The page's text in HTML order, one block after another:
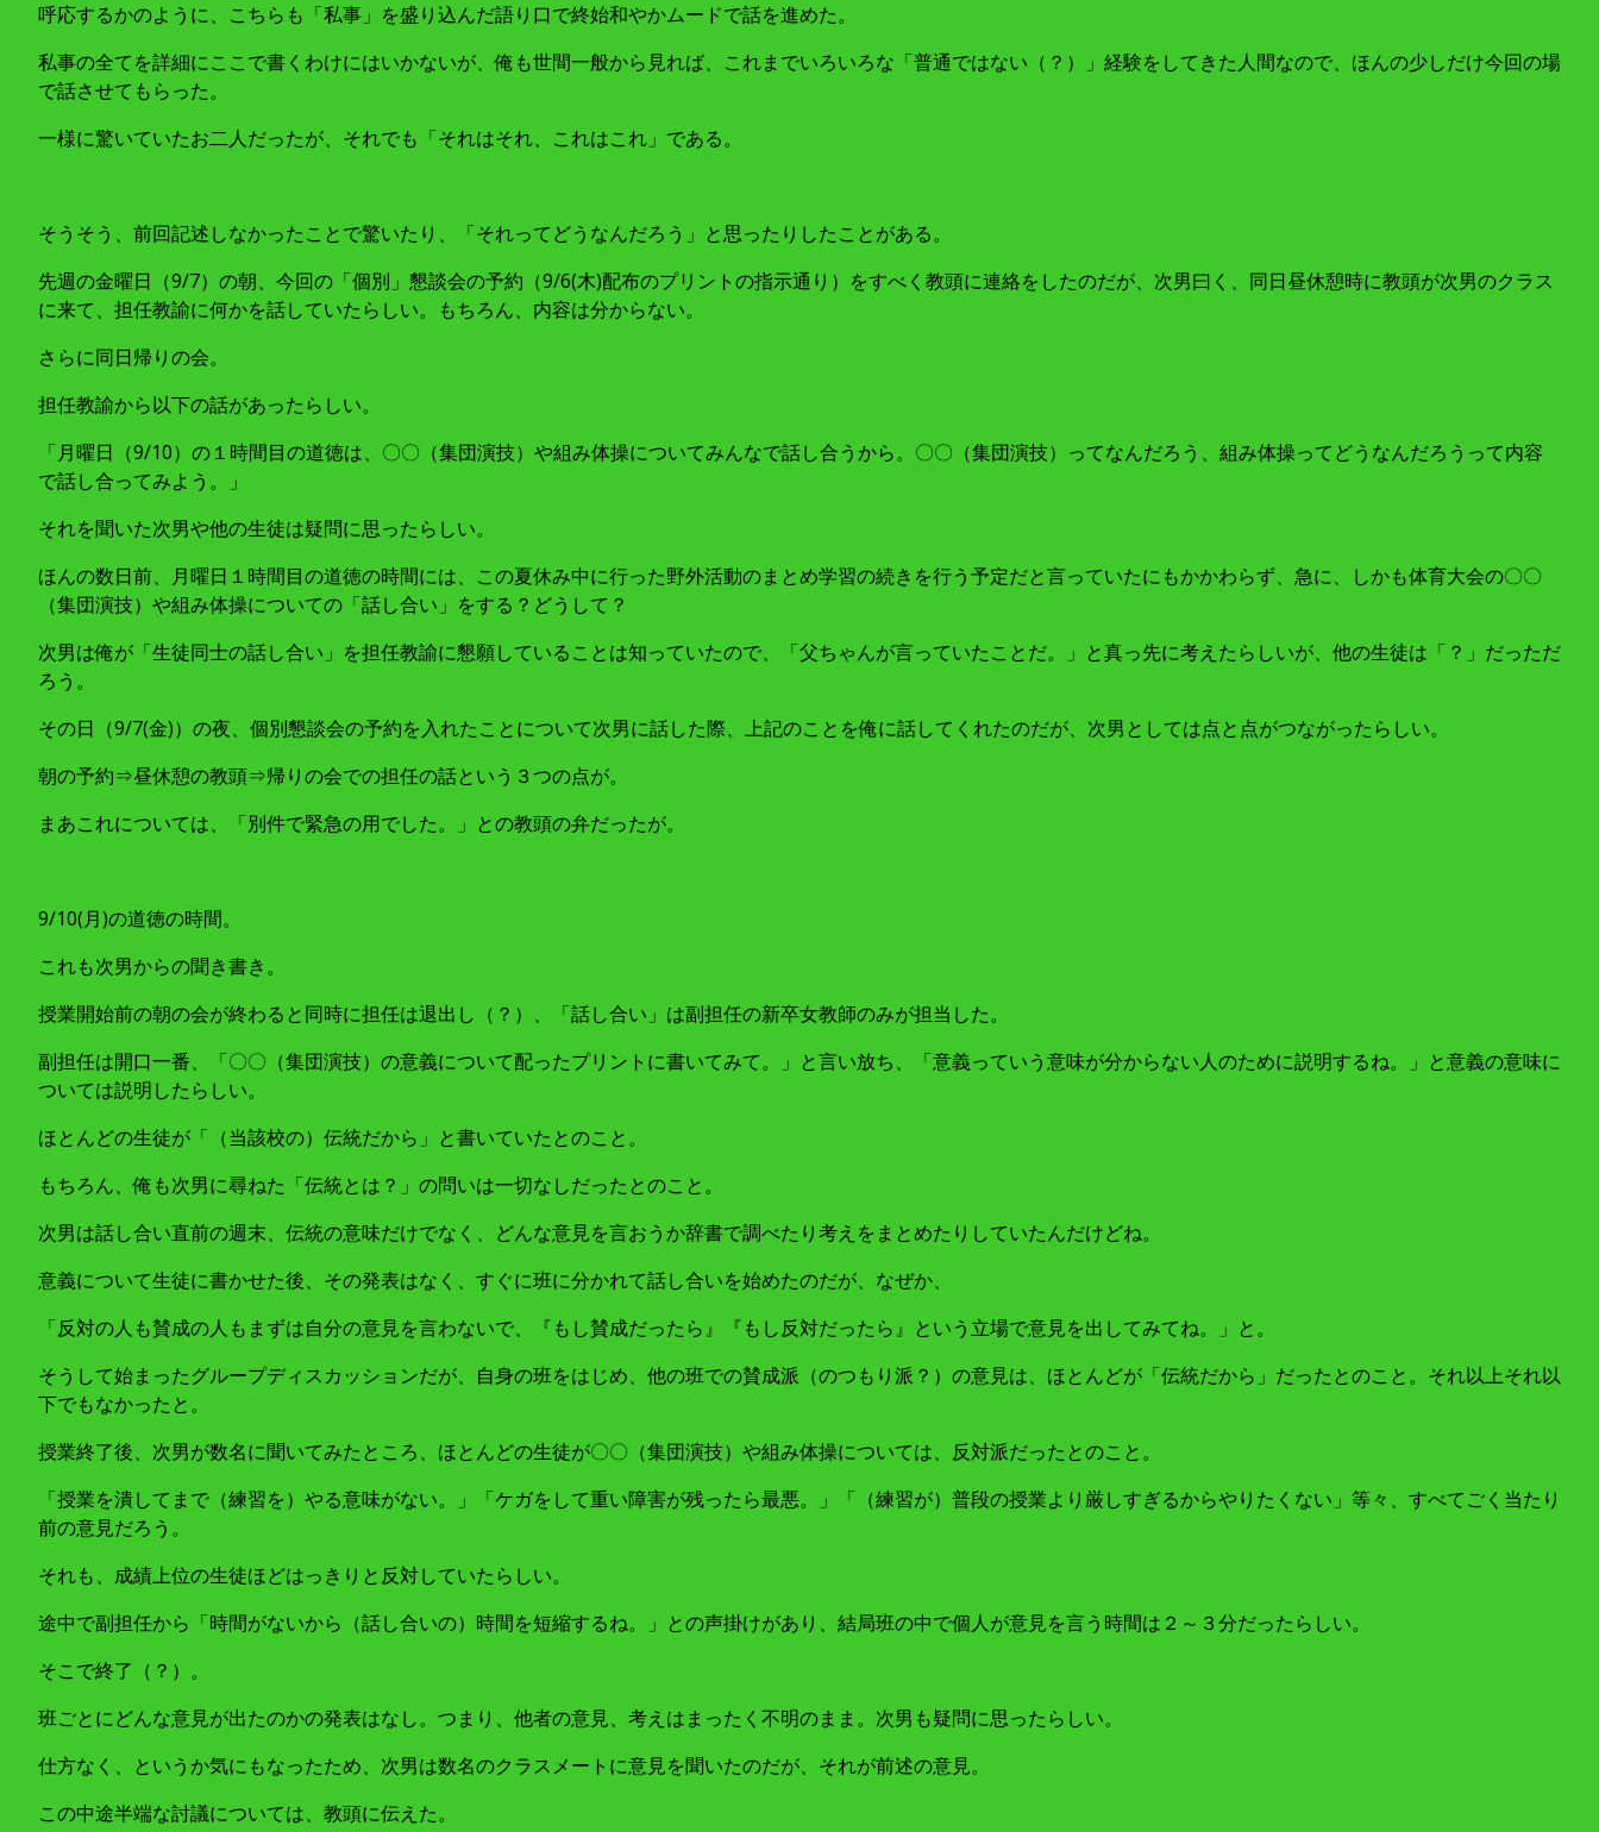
呼応するかのように、こちらも「私事」を盛り込んだ語り口で終始和やかムードで話を進めた。
私事の全てを詳細にここで書くわけにはいかないが、俺も世間一般から見れば、これまでいろいろな「普通ではない（？）」経験をしてきた人間なので、ほんの少しだけ今回の場
で話させてもらった。
一様に驚いていたお二人だったが、それでも「それはそれ、これはこれ」である。
そうそう、前回記述しなかったことで驚いたり、「それってどうなんだろう」と思ったりしたことがある。
先週の金曜日（9/7）の朝、今回の「個別」懇談会の予約（9/6(木)配布のプリントの指示通り）をすべく教頭に連絡をしたのだが、次男曰く、同日昼休憩時に教頭が次男のクラス
に来て、担任教諭に何かを話していたらしい。もちろん、内容は分からない。
さらに同日帰りの会。
担任教諭から以下の話があったらしい。
「月曜日（9/10）の１時間目の道徳は、〇〇（集団演技）や組み体操についてみんなで話し合うから。〇〇（集団演技）ってなんだろう、組み体操ってどうなんだろうって内容
で話し合ってみよう。」
それを聞いた次男や他の生徒は疑問に思ったらしい。
ほんの数日前、月曜日１時間目の道徳の時間には、この夏休み中に行った野外活動のまとめ学習の続きを行う予定だと言っていたにもかかわらず、急に、しかも体育大会の〇〇
（集団演技）や組み体操についての「話し合い」をする？どうして？
次男は俺が「生徒同士の話し合い」を担任教諭に懇願していることは知っていたので、「父ちゃんが言っていたことだ。」と真っ先に考えたらしいが、他の生徒は「？」だっただ
ろう。
その日（9/7(金)）の夜、個別懇談会の予約を入れたことについて次男に話した際、上記のことを俺に話してくれたのだが、次男としては点と点がつながったらしい。
朝の予約⇒昼休憩の教頭⇒帰りの会での担任の話という３つの点が。
まあこれについては、「別件で緊急の用でした。」との教頭の弁だったが。
9/10(月)の道徳の時間。
これも次男からの聞き書き。
授業開始前の朝の会が終わると同時に担任は退出し（？）、「話し合い」は副担任の新卒女教師のみが担当した。
副担任は開口一番、「〇〇（集団演技）の意義について配ったプリントに書いてみて。」と言い放ち、「意義っていう意味が分からない人のために説明するね。」と意義の意味に
ついては説明したらしい。
ほとんどの生徒が「（当該校の）伝統だから」と書いていたとのこと。
もちろん、俺も次男に尋ねた「伝統とは？」の問いは一切なしだったとのこと。
次男は話し合い直前の週末、伝統の意味だけでなく、どんな意見を言おうか辞書で調べたり考えをまとめたりしていたんだけどね。
意義について生徒に書かせた後、その発表はなく、すぐに班に分かれて話し合いを始めたのだが、なぜか、
「反対の人も賛成の人もまずは自分の意見を言わないで、『もし賛成だったら』『もし反対だったら』という立場で意見を出してみてね。」と。
そうして始まったグループディスカッションだが、自身の班をはじめ、他の班での賛成派（のつもり派？）の意見は、ほとんどが「伝統だから」だったとのこと。それ以上それ以
下でもなかったと。
授業終了後、次男が数名に聞いてみたところ、ほとんどの生徒が〇〇（集団演技）や組み体操については、反対派だったとのこと。
「授業を潰してまで（練習を）やる意味がない。」「ケガをして重い障害が残ったら最悪。」「（練習が）普段の授業より厳しすぎるからやりたくない」等々、すべてごく当たり
前の意見だろう。
それも、成績上位の生徒ほどはっきりと反対していたらしい。
途中で副担任から「時間がないから（話し合いの）時間を短縮するね。」との声掛けがあり、結局班の中で個人が意見を言う時間は２～３分だったらしい。
そこで終了（？）。
班ごとにどんな意見が出たのかの発表はなし。つまり、他者の意見、考えはまったく不明のまま。次男も疑問に思ったらしい。
仕方なく、というか気にもなったため、次男は数名のクラスメートに意見を聞いたのだが、それが前述の意見。
この中途半端な討議については、教頭に伝えた。